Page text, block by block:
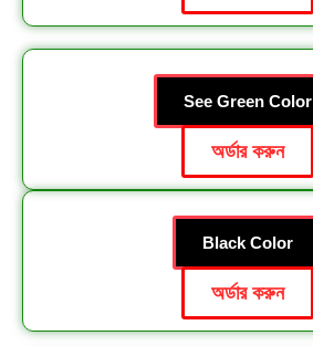
See Green Color
অর্ডার করুন
Black Color
অর্ডার করুন